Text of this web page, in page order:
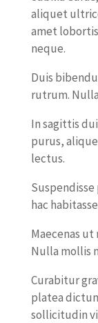
aliquet
amet
neque.
Duis
rutrum.
In sagittis
purus,
lectus.
hac
Maecenas
Nulla mollis
Curabitur
platea
sollicitudin